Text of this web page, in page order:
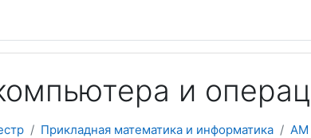
и
Прикладная математика и информатика AM